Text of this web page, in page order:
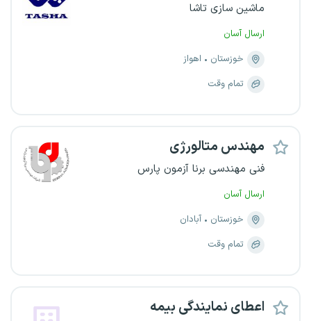
ماشین سازی تاشا
ارسال آسان
خوزستان
اهواز
تمام وقت
مهندس متالورژی
فنی مهندسی برنا آزمون پارس
ارسال آسان
خوزستان
آبادان
تمام وقت
اعطای نمایندگی بیمه